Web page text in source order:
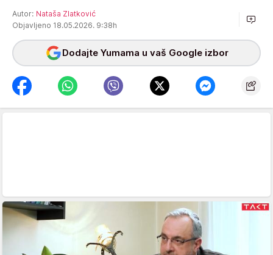
Autor: Nataša Zlatković
Objavljeno 18.05.2026. 9:38h
Dodajte Yumama u vaš Google izbor